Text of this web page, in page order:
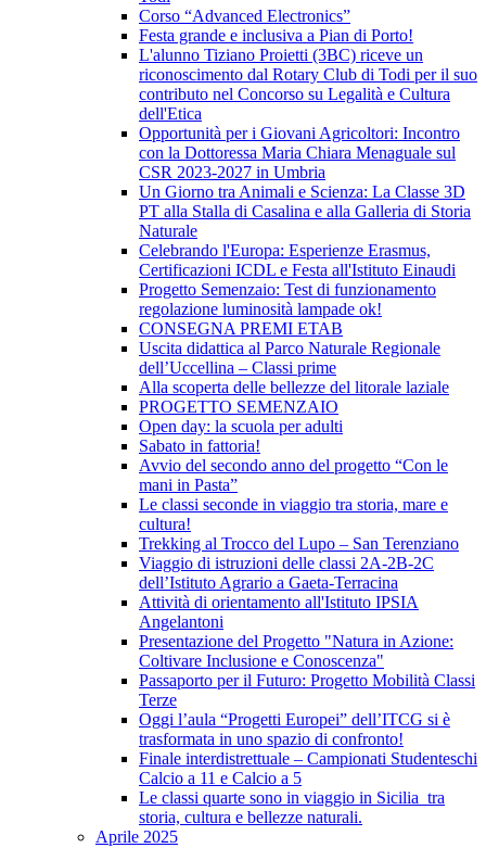
Corso “Advanced Electronics”
Festa grande e inclusiva a Pian di Porto!
L'alunno Tiziano Proietti (3BC) riceve un
riconoscimento dal Rotary Club di Todi per il suo
contributo nel Concorso su Legalità e Cultura
dell'Etica
Opportunità per i Giovani Agricoltori: Incontro
con la Dottoressa Maria Chiara Menaguale sul
CSR 2023-2027 in Umbria
Un Giorno tra Animali e Scienza: La Classe 3D
PT alla Stalla di Casalina e alla Galleria di Storia
Naturale
Celebrando l'Europa: Esperienze Erasmus,
Certificazioni ICDL e Festa all'Istituto Einaudi
Progetto Semenzaio: Test di funzionamento
regolazione luminosità lampade ok!
CONSEGNA PREMI ETAB
Uscita didattica al Parco Naturale Regionale
dell’Uccellina – Classi prime
Alla scoperta delle bellezze del litorale laziale
PROGETTO SEMENZAIO
Open day: la scuola per adulti
Sabato in fattoria!
Avvio del secondo anno del progetto “Con le
mani in Pasta”
Le classi seconde in viaggio tra storia, mare e
cultura!
Trekking al Trocco del Lupo – San Terenziano
Viaggio di istruzioni delle classi 2A-2B-2C
dell’Istituto Agrario a Gaeta-Terracina
Attività di orientamento all'Istituto IPSIA
Angelantoni
Presentazione del Progetto "Natura in Azione:
Coltivare Inclusione e Conoscenza"
Passaporto per il Futuro: Progetto Mobilità Classi
Terze
Oggi l’aula “Progetti Europei” dell’ITCG si è
trasformata in uno spazio di confronto!
Finale interdistrettuale – Campionati Studenteschi
Calcio a 11 e Calcio a 5
Le classi quarte sono in viaggio in Sicilia tra
storia, cultura e bellezze naturali.
Aprile 2025